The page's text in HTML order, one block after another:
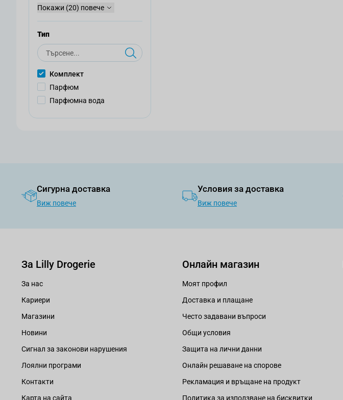
Покажи (20) повече
Тип
Търсене
Комплект
Парфюм
Парфюмна вода
Сигурна доставка
Виж повече
Условия за доставка
Виж повече
За Lilly Drogerie
За нас
Кариери
Магазини
Новини
Сигнал за законови нарушения
Лоялни програми
Контакти
Карта на сайта
Онлайн магазин
Моят профил
Доставка и плащане
Често задавани въпроси
Общи условия
Защита на лични данни
Онлайн решаване на спорове
Рекламация и връщане на продукт
Политика за използване на бисквитки